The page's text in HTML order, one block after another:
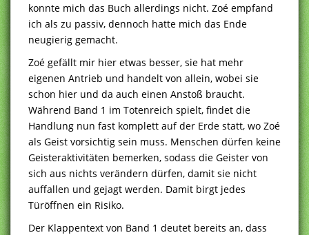
konnte mich das Buch allerdings nicht. Zoé empfand
ich als zu passiv, dennoch hatte mich das Ende
neugierig gemacht.
Zoé gefällt mir hier etwas besser, sie hat mehr
eigenen Antrieb und handelt von allein, wobei sie
schon hier und da auch einen Anstoß braucht.
Während Band 1 im Totenreich spielt, findet die
Handlung nun fast komplett auf der Erde statt, wo Zoé
als Geist vorsichtig sein muss. Menschen dürfen keine
Geisteraktivitäten bemerken, sodass die Geister von
sich aus nichts verändern dürfen, damit sie nicht
auffallen und gejagt werden. Damit birgt jedes
Türöffnen ein Risiko.
Der Klappentext von Band 1 deutet bereits an, dass